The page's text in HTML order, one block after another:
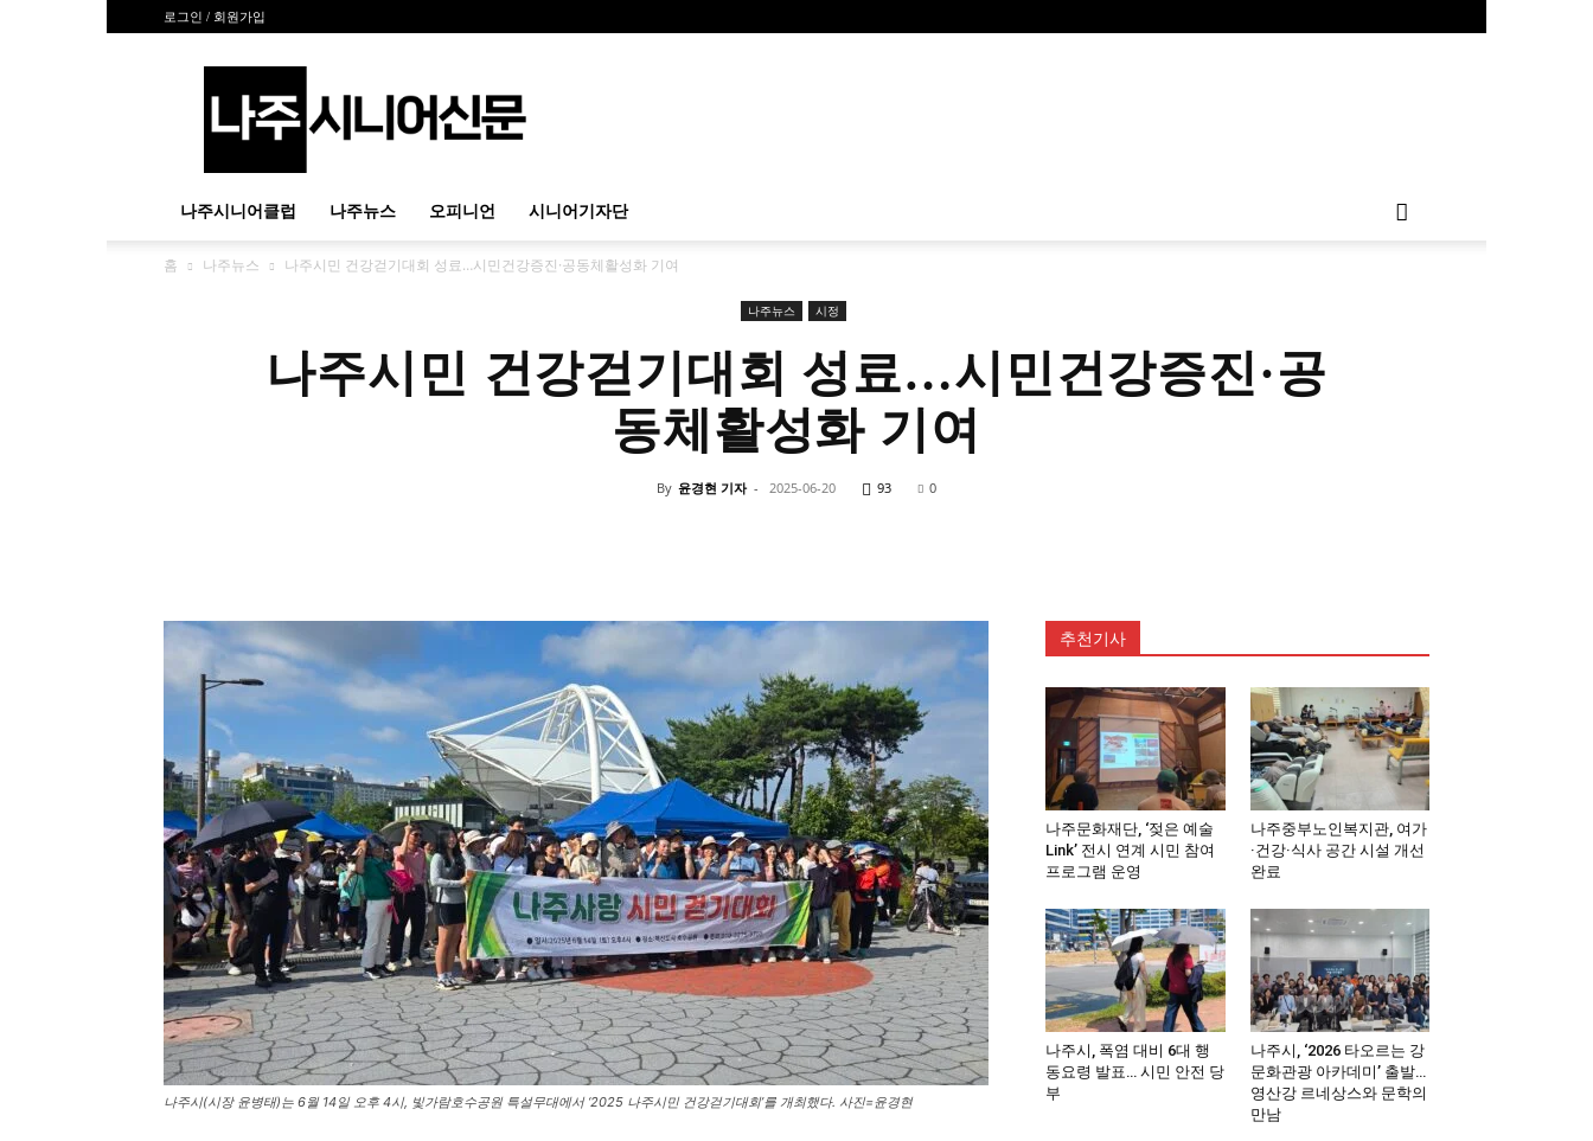
로그인 / 회원가입
시
신
문
나주시니어클럽 나주뉴스 오피니언 시니어기자단
홈 나주뉴스 나주시민 건강걷기대회 성료…시민건강증진·공동체활성화 기여
나주뉴스 시정
나주시민 건강걷기대회 성료…시민건강증진·공
동체활성화 기여
By 윤경현 기자 - 2025-06-20 93 0
나주시(시장 윤병태)는 6월 14일 오후 4시, 빛가람호수공원 특설무대에서 ‘2025 나주시민 건강걷기대회’를 개최했다. 사진=윤경현
추천기사
나주문화재단, ‘젖은 예술
Link’ 전시 연계 시민 참여
프로그램 운영
나주중부노인복지관, 여가
·건강·식사 공간 시설 개선
완료
나주시, 폭염 대비 6대 행
동요령 발표… 시민 안전 당
부
나주시, ‘2026 타오르는 강
문화관광 아카데미’ 출발…
영산강 르네상스와 문학의
만남